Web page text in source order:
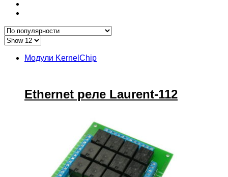
Модули KernelChip
Ethernet реле Laurent-112